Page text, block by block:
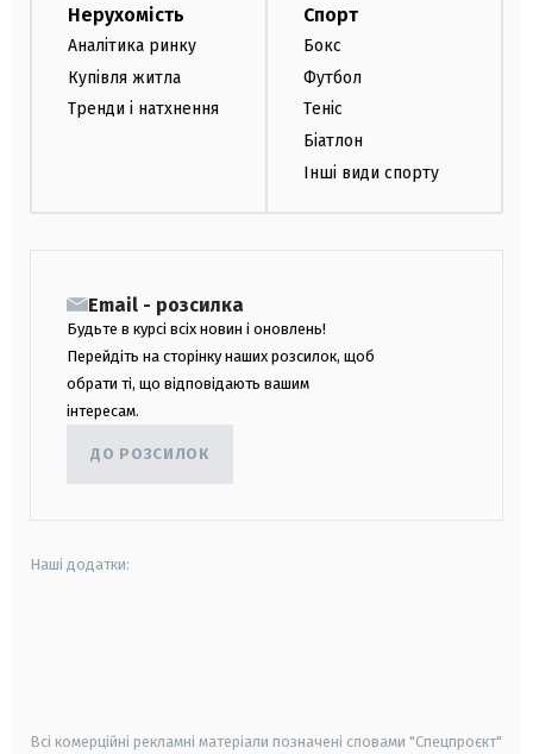
Нерухомість
Аналітика ринку
Купівля житла
Тренди і натхнення
Спорт
Бокс
Футбол
Теніс
Біатлон
Інші види спорту
Email - розсилка
Будьте в курсі всіх новин і оновлень!
Перейдіть на сторінку наших розсилок, щоб
обрати ті, що відповідають вашим
інтересам.
ДО РОЗСИЛОК
Наші додатки:
Всі комерційні рекламні матеріали позначені словами "Спецпроєкт"